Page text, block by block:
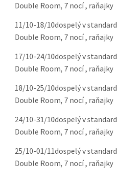
Double Room, 7 nocí , raňajky
11/10-18/10dospelý v standard
Double Room, 7 nocí , raňajky
17/10-24/10dospelý v standard
Double Room, 7 nocí , raňajky
18/10-25/10dospelý v standard
Double Room, 7 nocí , raňajky
24/10-31/10dospelý v standard
Double Room, 7 nocí , raňajky
25/10-01/11dospelý v standard
Double Room, 7 nocí , raňajky